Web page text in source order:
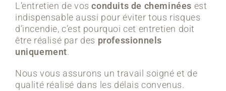
L’entretien de vosconduits de cheminées est
indispensable aussi pour éviter tous risques
d’incendie, c’est pourquoi cet entretien doit
être réalisé par des professionnels
uniquement.
Nous vous assurons un travail soigné et de
qualité réalisé dans les délais convenus.